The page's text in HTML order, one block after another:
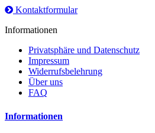
Kontaktformular
Informationen
Privatsphäre und Datenschutz
Impressum
Widerrufsbelehrung
Über uns
FAQ
Informationen